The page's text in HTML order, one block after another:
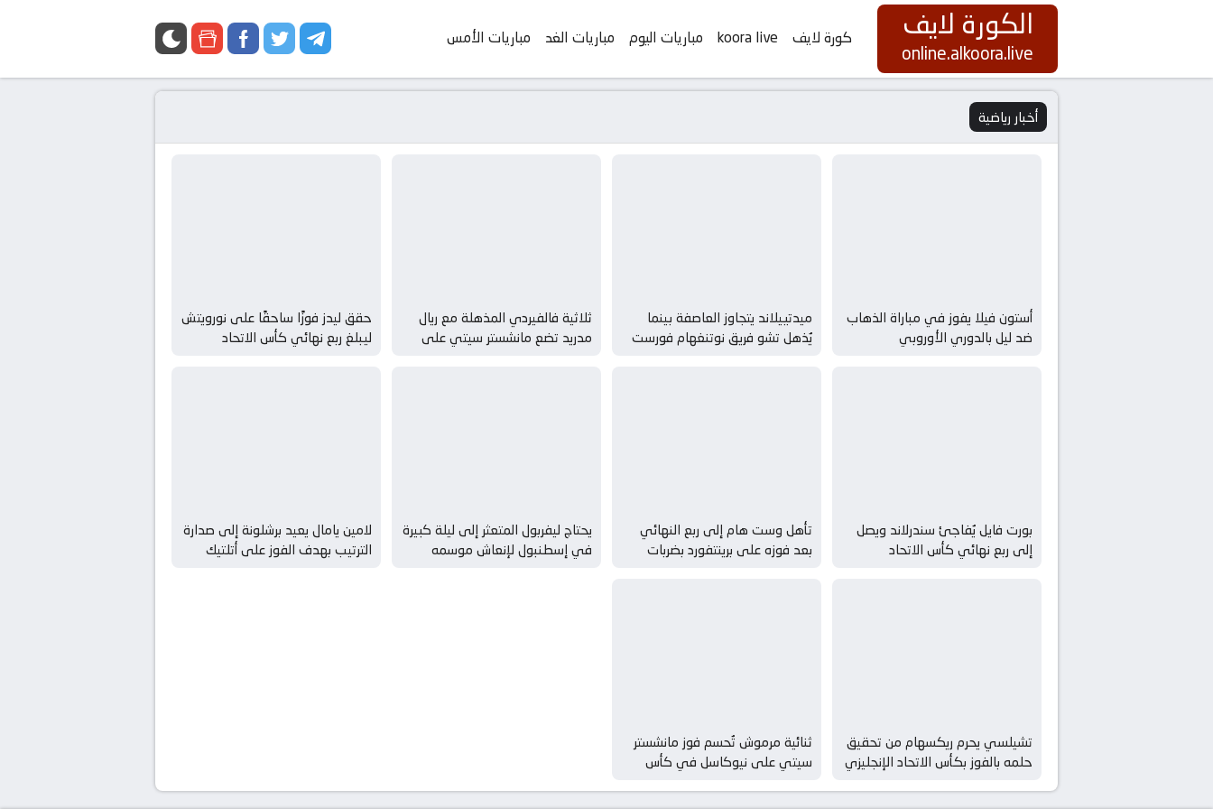
الكورة لايف
online.alkoora.live
كورة لايف koora live مباريات اليوم مباريات الغد مباريات الأمس
أخبار رياضية
أستون فيلا يفوز في مباراة الذهاب
ضد ليل بالدوري الأوروبي
ميدتييلاند يتجاوز العاصفة بينما
يُذهل تشو فريق نوتنغهام فورست
ثلاثية فالفيردي المذهلة مع ريال
مدريد تضع مانشستر سيتي على
حقق ليدز فوزًا ساحقًا على نورويتش
ليبلغ ربع نهائي كأس الاتحاد
بورت فايل يُفاجئ سندرلاند ويصل
إلى ربع نهائي كأس الاتحاد
تأهل وست هام إلى ربع النهائي
بعد فوزه على برينتفورد بضربات
يحتاج ليفربول المتعثر إلى ليلة كبيرة
في إسطنبول لإنعاش موسمه
لامين يامال يعيد برشلونة إلى صدارة
الترتيب بهدف الفوز على أتلتيك
تشيلسي يحرم ريكسهام من تحقيق
حلمه بالفوز بكأس الاتحاد الإنجليزي
ثنائية مرموش تُحسم فوز مانشستر
سيتي على نيوكاسل في كأس